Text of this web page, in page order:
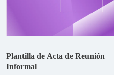
Plantilla de Acta de Reunión
Informal